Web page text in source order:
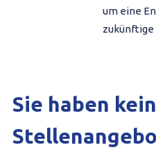
um eine
Sie haben